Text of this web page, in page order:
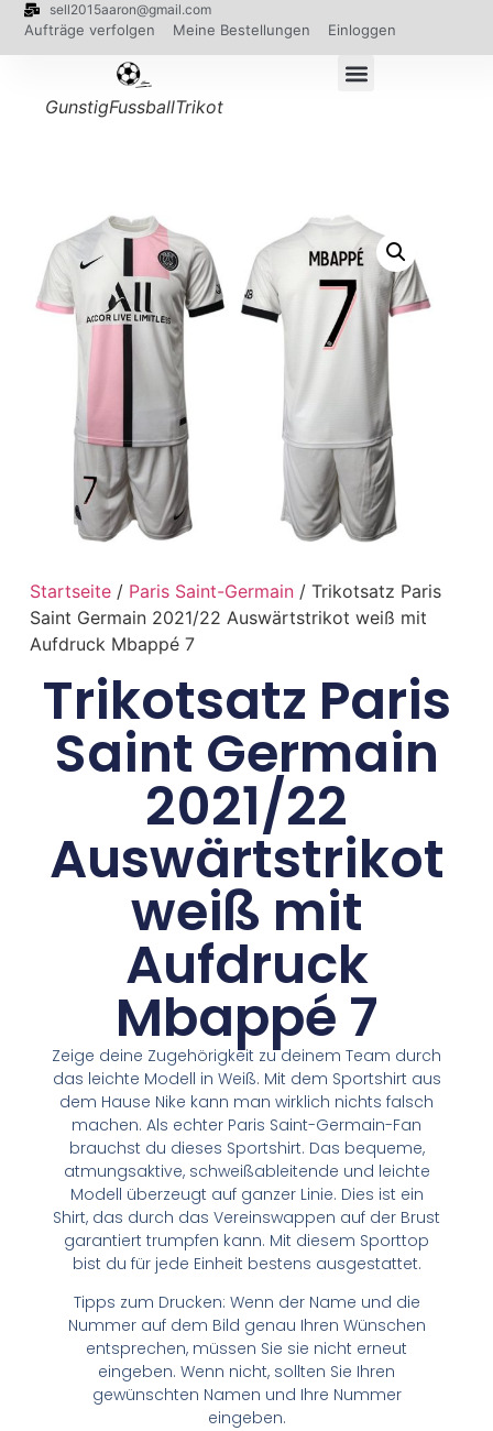
sell2015aaron@gmail.com
Aufträge verfolgen Meine Bestellungen Einloggen
GunstigFussballTrikot
Startseite/ Paris Saint-Germain/ Trikotsatz Paris
Saint Germain 2021/22 Auswärtstrikot weiß mit
Aufdruck Mbappé 7
Trikotsatz Paris
Saint Germain
2021/22
Auswärtstrikot
weiß mit
Aufdruck
Mbappé 7
Zeige deine Zugehörigkeit zu deinem Team durch
das leichte Modell in Weiß. Mit dem Sportshirt aus
dem Hause Nike kann man wirklich nichts falsch
machen. Als echter Paris Saint-Germain-Fan
brauchst du dieses Sportshirt. Das bequeme,
atmungsaktive, schweißableitende und leichte
Modell überzeugt auf ganzer Linie. Dies ist ein
Shirt, das durch das Vereinswappen auf der Brust
garantiert trumpfen kann. Mit diesem Sporttop
bist du für jede Einheit bestens ausgestattet.
Tipps zum Drucken: Wenn der Name und die
Nummer auf dem Bild genau Ihren Wünschen
entsprechen, müssen Sie sie nicht erneut
eingeben. Wenn nicht, sollten Sie Ihren
gewünschten Namen und Ihre Nummer
eingeben.